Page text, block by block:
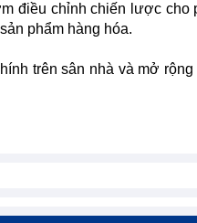
điều chỉnh chiến lược cho
phẩm hàng hóa.
trên sân nhà và mở